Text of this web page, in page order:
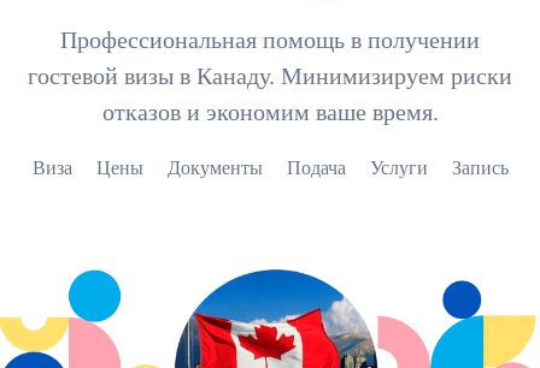
Профессиональная помощь в получении
гостевой визы в Канаду. Минимизируем риски
отказов и экономим ваше время.
Виза Цены Документы Подача Услуги Запись